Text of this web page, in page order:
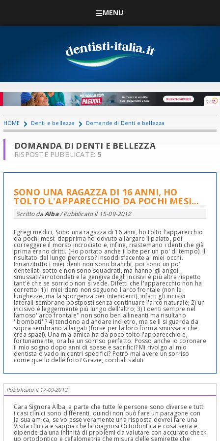
MENU
HOME Denti e bellezza Domande di Denti e bellezza
DOMANDA DI DENTI E BELLEZZA
RISPOSTE PUBBLICATE: 5
SONO UNA RAGAZZA DI 16 ANNI, HO
TOLTO L'APPARECCHIO DA POCHI MESI...
Scritto daAlba/ Pubblicato il 15-09-2012
Egregi medici, Sono una ragazza di 16 anni, ho tolto l'apparecchio
da pochi mesi: dapprima ho dovuto allargare il palato, poi
correggere il morso incrociato e, infine, risistemano i denti che già
prima erano dritti. (Ho portato anche il bite per un po' di tempo). Il
risultato del lungo percorso? Insoddisfacente ai miei occhi.
Innanzitutto i miei denti non sono bianchi, poi sono un po'
dentellati sotto e non sono squadrati, ma hanno gli angoli
smussati/arrotondati e la gengiva degli incisivi è più altra rispetto
tant'è che se sorrido non si vede. Difetti che l'apparecchio non ha
corretto: 1) I miei denti non seguono l'arco frontale (non le
lunghezze, ma la sporgenza per intenderci), infatti gli incisivi
laterali sembrano postposti senza continuare l'arco naturale; 2) un
incisivo è leggermente più lungo dell'altro; 3) I denti sempre nel
famoso''arco frontale'' non sono ben allineanti ma risultano
''bombati''? 4) tendono ad andare indietro, ma se li si guarda da
sopra sembrano allargati (forse per la loro forma smussata che
crea spazi). Una mia amica ha da poco tolto l'apparecchio e,
fortunamente, ora ha un sorriso perfetto. Posso anche io coronare
il mio sogno dopo anni di spese e sacrifici? Mi rivolgo al mio
dentista o vado in centri specifici? Potrò mai avere un sorriso
come quello delle foto? Grazie, cordiali saluti
Pubblicato il 17-09-2012
Cara Signora Alba, a parte che tutte le persone sono diverse e tutti
i casi clinici sono differenti, quindi non può fare un paragone con
la sua amica, se volesse veramente una risposta dovrei fare una
Visita clinica e sappia che la diagnosi Ortodontica è cosa seria e
dipende da una infinità di problemi da valutare con accurato check
up ortodontico e cefalometria che misura delle semirette che